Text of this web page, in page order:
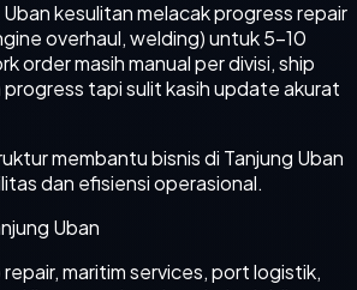
kesulitan melacak progress repair
overhaul, welding) untuk 5-10
order masih manual per divisi, ship
tapi sulit kasih update akurat
membantu bisnis di Tanjung Uban
dan efisiensi operasional.
Uban
maritim services, port logistik,